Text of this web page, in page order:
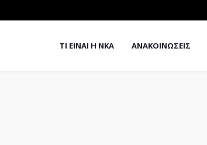
ΤΙ ΕΙΝΑΙ Η ΝΚΑ ΑΝΑΚΟΙΝΩΣΕΙΣ